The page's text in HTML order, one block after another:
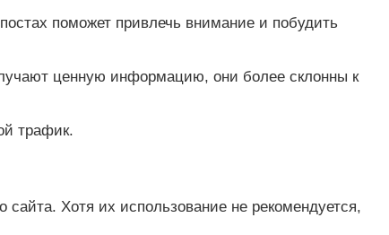
поможет привлечь внимание и побудить
ценную информацию, они более склонны к
трафик.
Хотя их использование не рекомендуется,